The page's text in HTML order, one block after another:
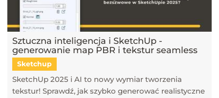
Sztuczna inteligencja i SketchUp -
generowanie map PBR i tekstur seamless
Sketchup
SketchUp 2025 i AI to nowy wymiar tworzenia
tekstur! Sprawdź, jak szybko generować realistyczne